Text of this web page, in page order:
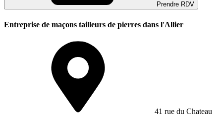
Prendre RDV
Entreprise de maçons tailleurs de pierres dans l'Allier
41 rue du Chateau